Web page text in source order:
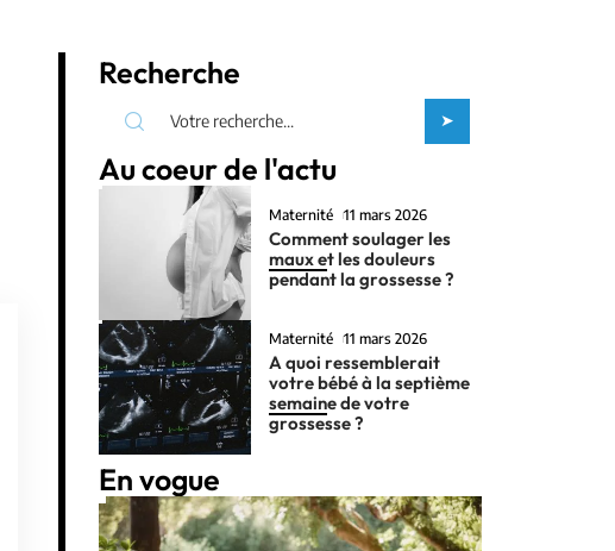
Recherche
Au coeur de l'actu
Maternité 11 mars 2026
Comment soulager les
maux et les douleurs
pendant la grossesse ?
Maternité 11 mars 2026
A quoi ressemblerait
votre bébé à la septième
semaine de votre
grossesse ?
En vogue